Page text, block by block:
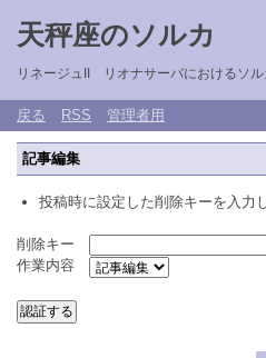
天秤座のソルカ
リネージュII リオナサーバにおけるソ
戻る RSS 管理者用
記事編集
投稿時に設定した削除キーを入力
削除キー
作業内容